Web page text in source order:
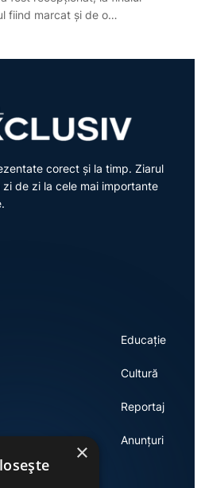
fiind marcat și de o…
corect și la timp. Ziarul
de zi la cele mai importante
Educație
Cultură
Reportaj
Anunțuri
×